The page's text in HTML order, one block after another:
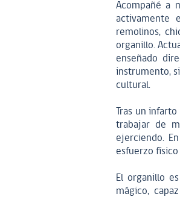
Acompañé a
activamente
remolinos,
organillo.
enseñado
instrumento,
cultural.
Tras un
trabajar de
ejerciendo.
esfuerzo
El organillo
mágico,